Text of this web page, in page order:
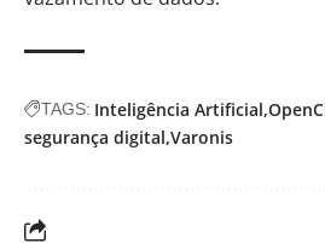
TAGS: Inteligência Artificial
segurança digital Varonis